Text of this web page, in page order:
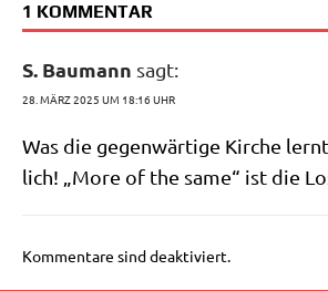
1 KOMMENTAR
S. Baumann sagt:
28. MÄRZ 2025 UM 18:16 UHR
Was die gegen­wär­ti­ge Kir­che
lich! „More of the same“ ist die
Kommentare sind deaktiviert.